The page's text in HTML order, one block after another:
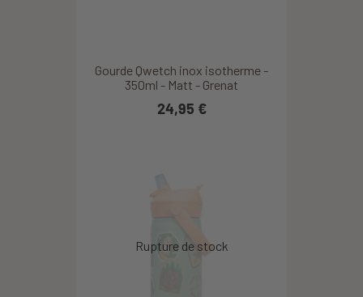
Gourde Qwetch inox isotherme -
350ml - Matt - Grenat
24,95 €